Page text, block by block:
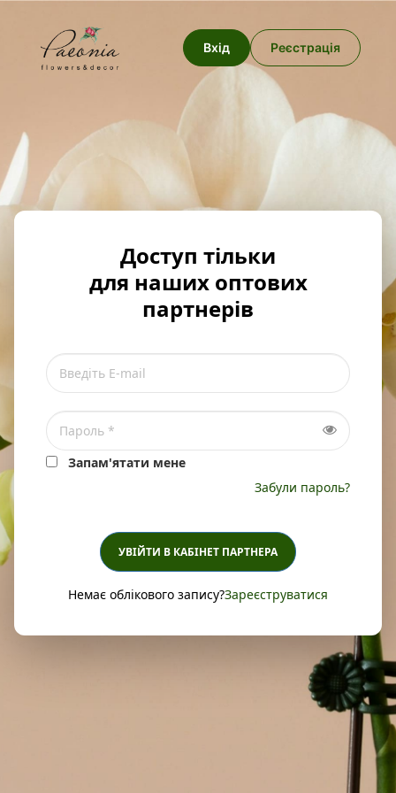
Вхід Реєстрація
Доступ тільки
для наших оптових
партнерів
Запам'ятати мене
Забули пароль?
УВІЙТИ В КАБІНЕТ ПАРТНЕРА
Немає облікового запису?Зареєструватися